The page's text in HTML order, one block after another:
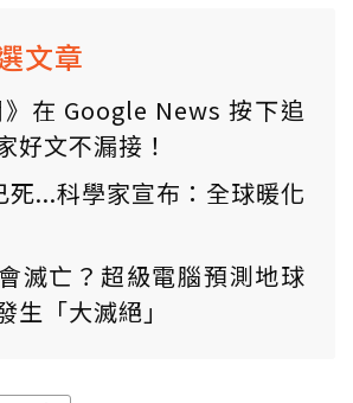
文章
在 Google News 按下追
好文不漏接！
死...科學家宣布：全球暖化
滅亡？超級電腦預測地球
生「大滅絕」